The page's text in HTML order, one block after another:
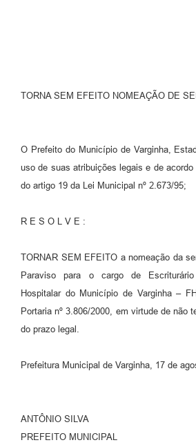
TORNA SEM EFEITO NOMEAÇÃO DE
O Prefeito do Município de Varginha,
uso de suas atribuições legais e de
do artigo 19 da Lei Municipal nº 2.673/95;
R E S O L V E :
TORNAR SEM EFEITO a nomeação da
Paraviso para o cargo de
Hospitalar do Município de Varginha –
Portaria nº 3.806/2000, em virtude de não
do prazo legal.
Prefeitura Municipal de Varginha, 17 de
ANTÔNIO SILVA
PREFEITO MUNICIPAL